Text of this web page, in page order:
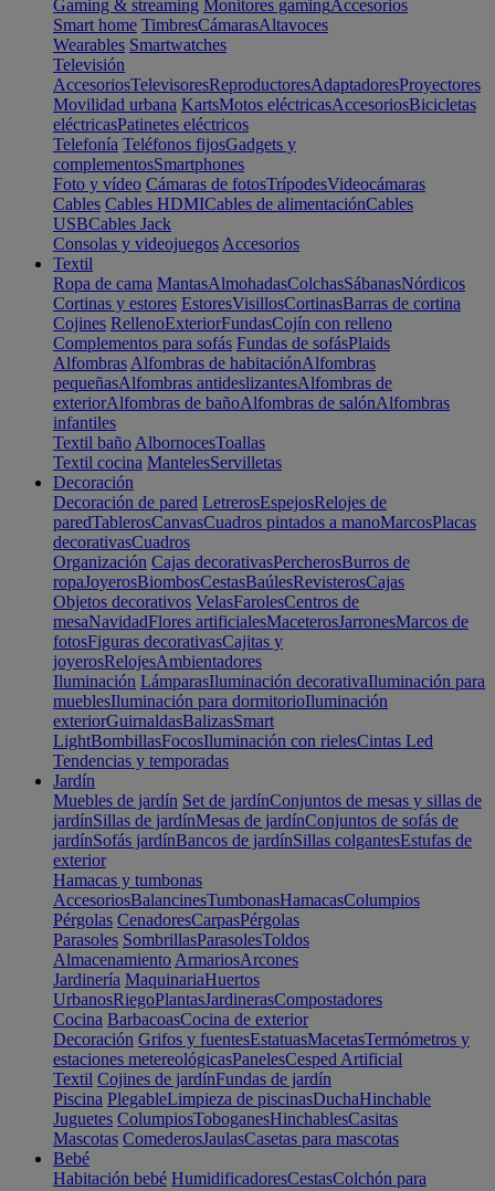
Gaming & streaming Monitores gamingAccesorios
Smart home TimbresCámarasAltavoces
Wearables Smartwatches
Televisión
AccesoriosTelevisoresReproductoresAdaptadoresProyectores
Movilidad urbana KartsMotos eléctricasAccesoriosBicicletas
eléctricasPatinetes eléctricos
Telefonía Teléfonos fijosGadgets y
complementosSmartphones
Foto y vídeo Cámaras de fotosTrípodesVideocámaras
Cables Cables HDMICables de alimentaciónCables
USBCables Jack
Consolas y videojuegos Accesorios
Textil
Ropa de cama MantasAlmohadasColchasSábanasNórdicos
Cortinas y estores EstoresVisillosCortinasBarras de cortina
Cojines RellenoExteriorFundasCojín con relleno
Complementos para sofás Fundas de sofásPlaids
Alfombras Alfombras de habitaciónAlfombras
pequeñasAlfombras antideslizantesAlfombras de
exteriorAlfombras de bañoAlfombras de salónAlfombras
infantiles
Textil baño AlbornocesToallas
Textil cocina MantelesServilletas
Decoración
Decoración de pared LetrerosEspejosRelojes de
paredTablerosCanvasCuadros pintados a manoMarcosPlacas
decorativasCuadros
Organización Cajas decorativasPercherosBurros de
ropaJoyerosBiombosCestasBaúlesRevisterosCajas
Objetos decorativos VelasFarolesCentros de
mesaNavidadFlores artificialesMaceterosJarronesMarcos de
fotosFiguras decorativasCajitas y
joyerosRelojesAmbientadores
Iluminación LámparasIluminación decorativaIluminación para
mueblesIluminación para dormitorioIluminación
exteriorGuirnaldasBalizasSmart
LightBombillasFocosIluminación con rielesCintas Led
Tendencias y temporadas
Jardín
Muebles de jardín Set de jardínConjuntos de mesas y sillas de
jardínSillas de jardínMesas de jardínConjuntos de sofás de
jardínSofás jardínBancos de jardínSillas colgantesEstufas de
exterior
Hamacas y tumbonas
AccesoriosBalancinesTumbonasHamacasColumpios
Pérgolas CenadoresCarpasPérgolas
Parasoles SombrillasParasolesToldos
Almacenamiento ArmariosArcones
Jardinería MaquinariaHuertos
UrbanosRiegoPlantasJardinerasCompostadores
Cocina BarbacoasCocina de exterior
Decoración Grifos y fuentesEstatuasMacetasTermómetros y
estaciones metereológicasPanelesCesped Artificial
Textil Cojines de jardínFundas de jardín
Piscina PlegableLimpieza de piscinasDuchaHinchable
Juguetes ColumpiosToboganesHinchablesCasitas
Mascotas ComederosJaulasCasetas para mascotas
Bebé
Habitación bebé HumidificadoresCestasColchón para